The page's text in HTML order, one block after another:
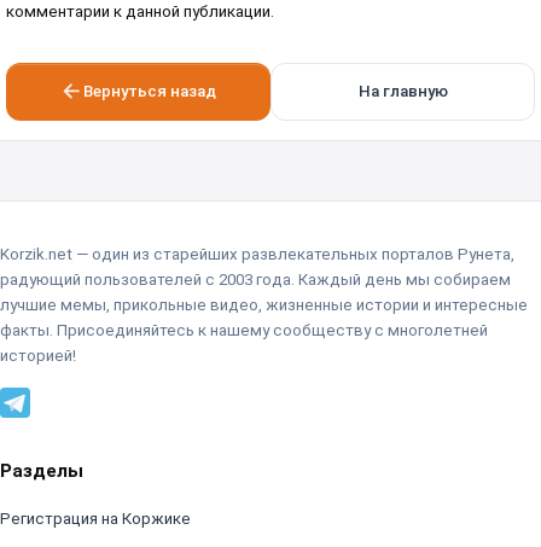
комментарии к данной публикации.
Вернуться назад На главную
Korzik.net — один из старейших развлекательных порталов Рунета,
радующий пользователей с 2003 года. Каждый день мы собираем
лучшие мемы, прикольные видео, жизненные истории и интересные
факты. Присоединяйтесь к нашему сообществу с многолетней
историей!
Разделы
Регистрация на Коржике